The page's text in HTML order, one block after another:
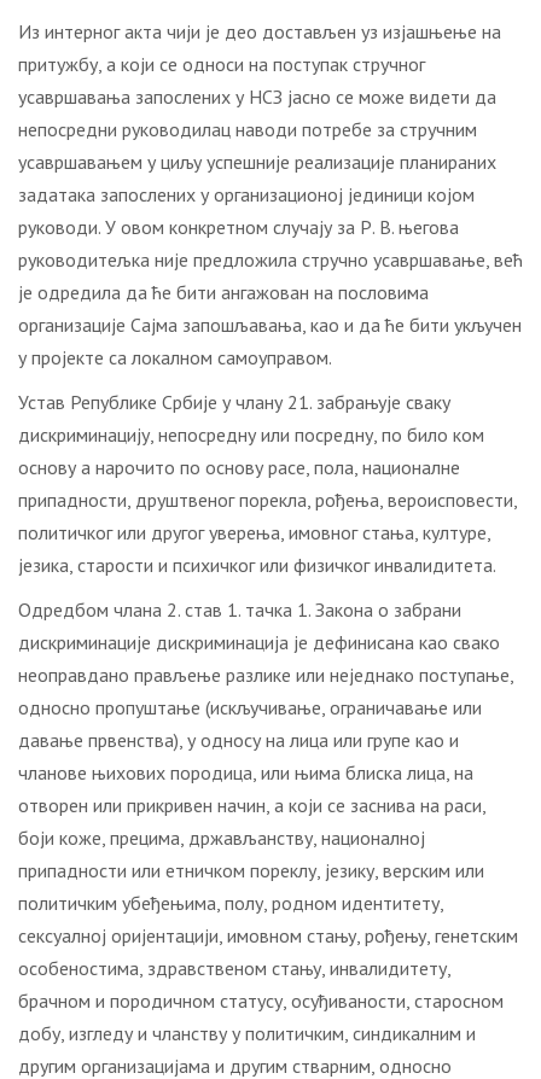
Из интерног акта чији је део достављен уз изјашњење на
притужбу, а који се односи на поступак стручног
усавршавања запослених у НСЗ јасно се може видети да
непосредни руководилац наводи потребе за стручним
усавршавањем у циљу успешније реализације планираних
задатака запослених у организационој јединици којом
руководи. У овом конкретном случају за Р. В. његова
руководитељка није предложила стручно усавршавање, већ
је одредила да ће бити ангажован на пословима
организације Сајма запошљавања, као и да ће бити укључен
у пројекте са локалном самоуправом.
Устав Републике Србије у члану 21. забрањује сваку
дискриминацију, непосредну или посредну, по било ком
основу а нарочито по основу расе, пола, националне
припадности, друштвеног порекла, рођења, вероисповести,
политичког или другог уверења, имовног стања, културе,
језика, старости и психичког или физичког инвалидитета.
Одредбом члана 2. став 1. тачка 1. Закона о забрани
дискриминације дискриминација је дефинисана као свако
неоправдано прављење разлике или неједнако поступање,
односно пропуштање (искључивање, ограничавање или
давање првенства), у односу на лица или групе као и
чланове њихових породица, или њима блиска лица, на
отворен или прикривен начин, а који се заснива на раси,
боји коже, прецима, држављанству, националној
припадности или етничком пореклу, језику, верским или
политичким убеђењима, полу, родном идентитету,
сексуалној оријентацији, имовном стању, рођењу, генетским
особеностима, здравственом стању, инвалидитету,
брачном и породичном статусу, осуђиваности, старосном
добу, изгледу и чланству у политичким, синдикалним и
другим организацијама и другим стварним, односно